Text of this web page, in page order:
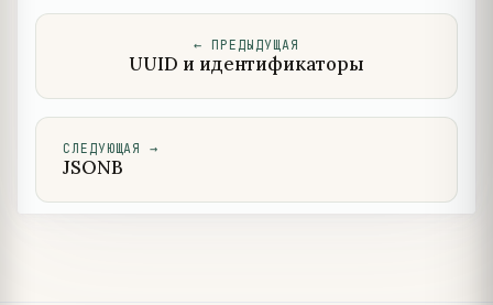
← ПРЕДЫДУЩАЯ
UUID и идентификаторы
СЛЕДУЮЩАЯ →
JSONB